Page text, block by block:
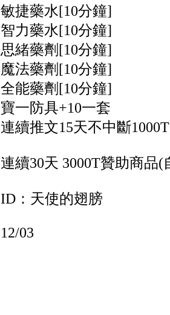
敏捷藥水[10分鐘]
智力藥水[10分鐘]
思緒藥劑[10分鐘]
魔法藥劑[10分鐘]
全能藥劑[10分鐘]
寶一防具+10一套
連續推文15天不中斷
連續30天 3000T贊助商品(
ID：天使的翅膀
12/03